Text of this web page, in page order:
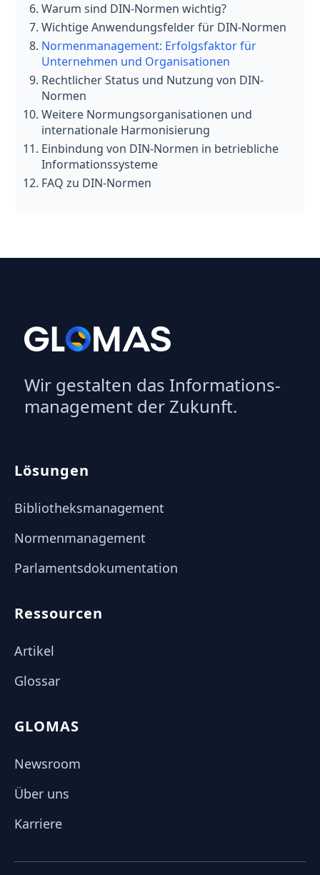
Warum sind DIN-Normen wichtig?
Wichtige Anwendungsfelder für DIN-Normen
Normenmanagement: Erfolgsfaktor für
Unternehmen und Organisationen
Rechtlicher Status und Nutzung von DIN-
Normen
Weitere Normungsorganisationen und
internationale Harmonisierung
Einbindung von DIN-Normen in betriebliche
Informationssysteme
FAQ zu DIN-Normen
Wir gestalten das Informations­
management der Zukunft.
Lösungen
Bibliotheksmanagement
Normenmanagement
Parlamentsdokumentation
Ressourcen
Artikel
Glossar
GLOMAS
Newsroom
Über uns
Karriere